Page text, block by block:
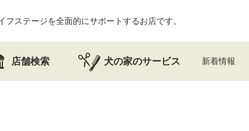
フステージを全面的にサポートするお店です。
店舗検索 犬の家のサービス 新着情報